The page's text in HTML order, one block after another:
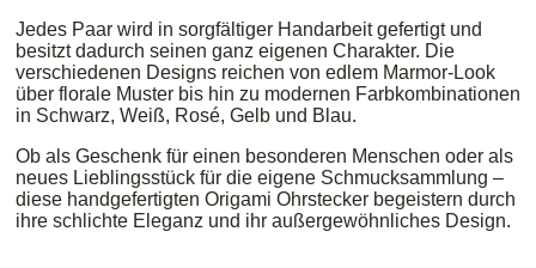
Jedes Paar wird in sorgfältiger Handarbeit gefertigt und
besitzt dadurch seinen ganz eigenen Charakter. Die
verschiedenen Designs reichen von edlem Marmor-Look
über florale Muster bis hin zu modernen Farbkombinationen
in Schwarz, Weiß, Rosé, Gelb und Blau.
Ob als Geschenk für einen besonderen Menschen oder als
neues Lieblingsstück für die eigene Schmucksammlung –
diese handgefertigten Origami Ohrstecker begeistern durch
ihre schlichte Eleganz und ihr außergewöhnliches Design.